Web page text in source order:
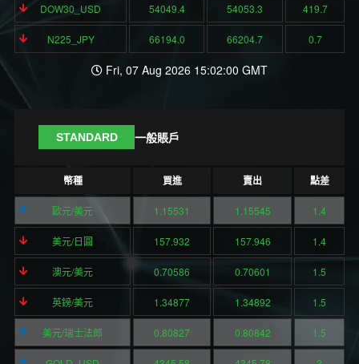
DOW30_USD 54049.4 54053.3 419.7
N225_JPY 66194.0 66204.7 0.7
Fri, 07 Aug 2026 15:02:00 GMT
STANDARD 一般賬戶
幣種 買進 賣出 點差
歐元/美元 1.15531 1.15545 1.4
美元/日圓 157.932 157.946 1.4
澳元/美元 0.70586 0.70601 1.5
英鎊/美元 1.34877 1.34892 1.5
美元/瑞士法郎 0.80827 0.80842 1.5